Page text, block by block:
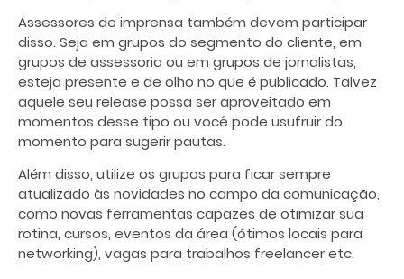
Assessores de imprensa também devem participar
disso. Seja em grupos do segmento do cliente, em
grupos de assessoria ou em grupos de jornalistas,
esteja presente e de olho no que é publicado. Talvez
aquele seu release possa ser aproveitado em
momentos desse tipo ou você pode usufruir do
momento para sugerir pautas.
Além disso, utilize os grupos para ficar sempre
atualizado às novidades no campo da comunicação,
como novas ferramentas capazes de otimizar sua
rotina, cursos, eventos da área (ótimos locais para
networking), vagas para trabalhos freelancer etc.